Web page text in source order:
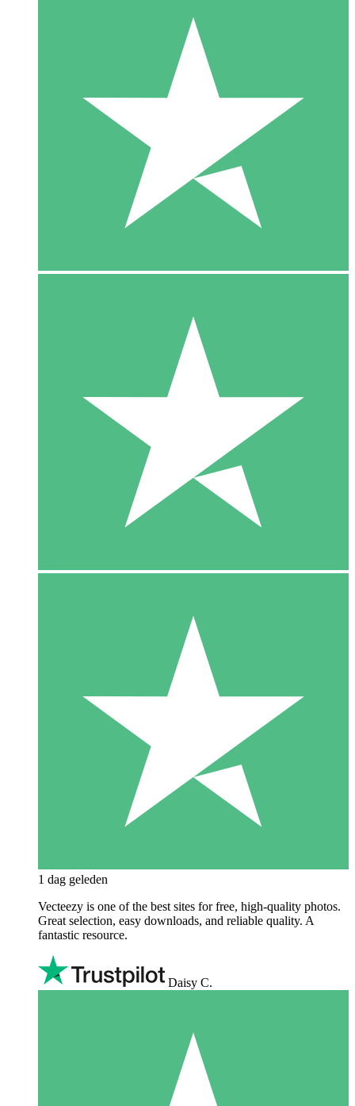
1 dag geleden
Vecteezy is one of the best sites for free, high‑quality photos.
Great selection, easy downloads, and reliable quality. A
fantastic resource.
Daisy C.